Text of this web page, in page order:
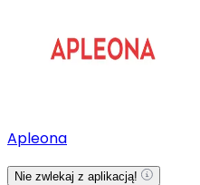
Apleona
Nie zwlekaj z aplikacją!